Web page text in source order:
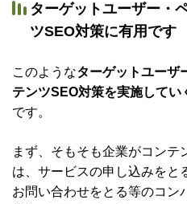
ターゲットユーザー・
ツSEO対策に有用です
このようなターゲットユーザ
テンツSEO対策を実施してい
です。
まず、そもそも企業がコンテ
は、サービスの申し込みをと
お問い合わせをとる等のコン